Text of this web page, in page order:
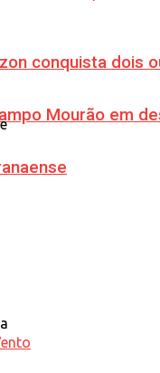
conquista dois
Mourão em